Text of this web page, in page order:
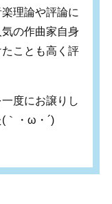
理論や評論に
の作曲家自身
ことも高く評
度にお譲りし
(｀・ ω ・ ´)